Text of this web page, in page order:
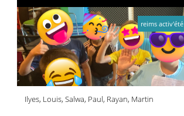
Ilyes, Louis, Salwa, Paul, Rayan, Martin
reims activ'été